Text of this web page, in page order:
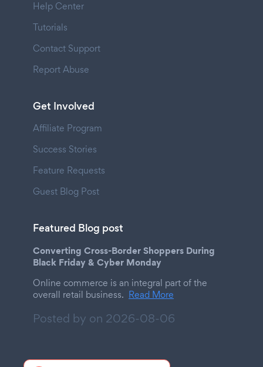
Help Center
Tutorials
Contact Support
Report Abuse
Get Involved
Affiliate Program
Success Stories
Feature Requests
Guest Blog Post
Featured Blog post
Converting Cross-Border Shoppers During
Black Friday & Cyber Monday
Online commerce is an integral part of the
overall retail business. Read More
Posted by on 2026-08-06